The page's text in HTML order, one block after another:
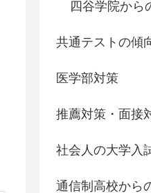
四谷学院から
共通テストの傾
医学部対策
推薦対策・面接
社会人の大学入
通信制高校から